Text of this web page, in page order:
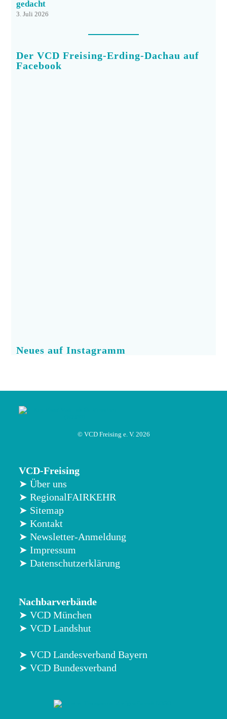
gedacht
3. Juli 2026
Der VCD Freising-Erding-Dachau auf
Facebook
Neues auf Instagramm
© VCD Freising e. V. 2026
VCD-Freising
➤ Über uns
➤ RegionalFAIRKEHR
➤ Sitemap
➤ Kontakt
➤ Newsletter-Anmeldung
➤ Impressum
➤ Datenschutzerklärung
Nachbarverbände
➤ VCD München
➤ VCD Landshut
➤ VCD Landesverband Bayern
➤ VCD Bundesverband